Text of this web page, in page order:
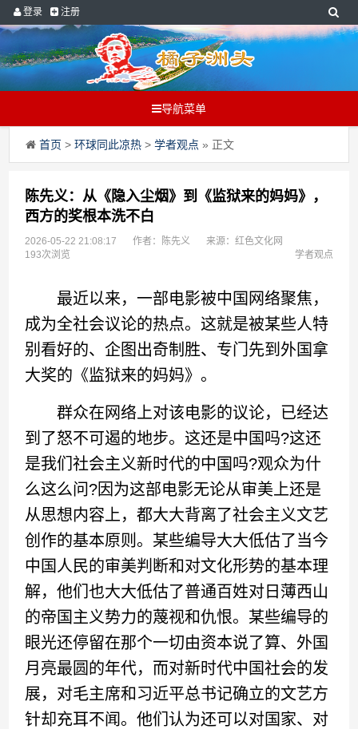
登录 注册
导航菜单
首页 >环球同此凉热 >学者观点 » 正文
陈先义：从《隐入尘烟》到《监狱来的妈妈》，
西方的奖根本洗不白
2026-05-22 21:08:17 作者：陈先义
来源：红色文化网
193次浏览
学者观点
最近以来，一部电影被中国网络聚焦，
成为全社会议论的热点。这就是被某些人特
别看好的、企图出奇制胜、专门先到外国拿
大奖的《监狱来的妈妈》。
群众在网络上对该电影的议论，已经达
到了怒不可遏的地步。这还是中国吗?这还
是我们社会主义新时代的中国吗?观众为什
么这么问?因为这部电影无论从审美上还是
从思想内容上，都大大背离了社会主义文艺
创作的基本原则。某些编导大大低估了当今
中国人民的审美判断和对文化形势的基本理
解，他们也大大低估了普通百姓对日薄西山
的帝国主义势力的蔑视和仇恨。某些编导的
眼光还停留在那个一切由资本说了算、外国
月亮最圆的年代，而对新时代中国社会的发
展，对毛主席和习近平总书记确立的文艺方
针却充耳不闻。他们认为还可以对国家、对